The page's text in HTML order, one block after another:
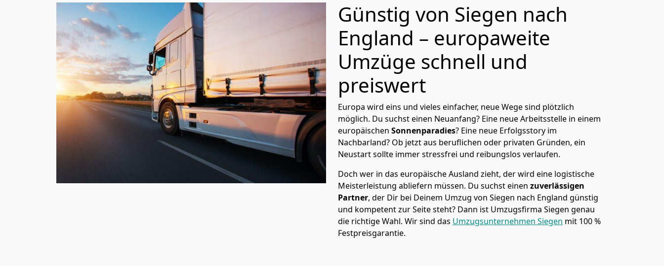
Günstig von Siegen nach
England – europaweite
Umzüge schnell und
preiswert
Europa wird eins und vieles einfacher, neue Wege sind plötzlich
möglich. Du suchst einen Neuanfang? Eine neue Arbeitsstelle in einem
europäischen Sonnenparadies? Eine neue Erfolgsstory im
Nachbarland? Ob jetzt aus beruflichen oder privaten Gründen, ein
Neustart sollte immer stressfrei und reibungslos verlaufen.
Doch wer in das europäische Ausland zieht, der wird eine logistische
Meisterleistung abliefern müssen. Du suchst einen zuverlässigen
Partner, der Dir bei Deinem Umzug von Siegen nach England günstig
und kompetent zur Seite steht? Dann ist Umzugsfirma Siegen genau
die richtige Wahl. Wir sind das Umzugsunternehmen Siegen mit 100 %
Festpreisgarantie.